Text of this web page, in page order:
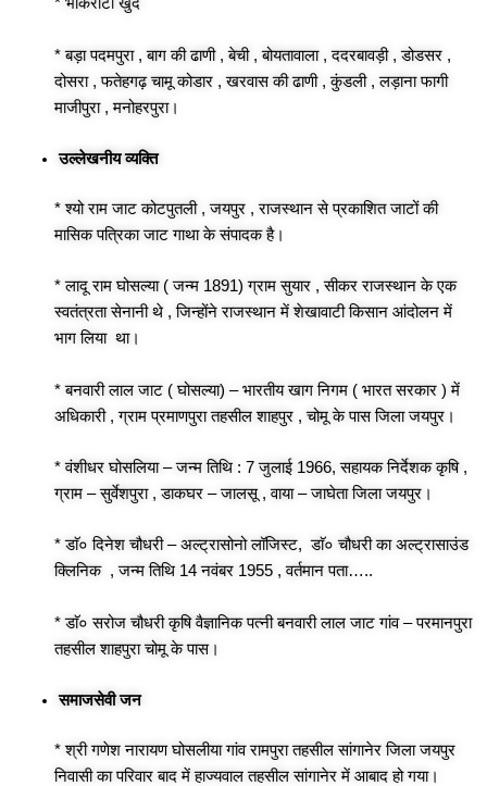
* भांकरोटा खुर्द
* बड़ा पदमपुरा , बाग की ढाणी , बेची , बोयतावाला , ददरबावड़ी , डोडसर ,
दोसरा , फतेहगढ़ चामू कोडार , खरवास की ढाणी , कुंडली , लड़ाना फागी
माजीपुरा , मनोहरपुरा।
उल्लेखनीय व्यक्ति
* श्यो राम जाट कोटपुतली , जयपुर , राजस्थान से प्रकाशित जाटों की
मासिक पत्रिका जाट गाथा के संपादक है।
* लादू राम घोसल्या ( जन्म 1891) ग्राम सुयार , सीकर राजस्थान के एक
स्वतंत्रता सेनानी थे , जिन्होंने राजस्थान में शेखावाटी किसान आंदोलन में
भाग लिया था।
* बनवारी लाल जाट ( घोसल्या) – भारतीय खाग निगम ( भारत सरकार ) में
अधिकारी , ग्राम प्रमाणपुरा तहसील शाहपुर , चोमू के पास जिला जयपुर।
* वंशीधर घोसलिया – जन्म तिथि : 7 जुलाई 1966, सहायक निर्देशक कृषि ,
ग्राम – सुर्वेशपुरा , डाकघर – जालसू , वाया – जाघेता जिला जयपुर।
* डाॅ० दिनेश चौधरी – अल्ट्रासोनो लॉजिस्ट, डाॅ० चौधरी का अल्ट्रासाउंड
क्लिनिक , जन्म तिथि 14 नवंबर 1955 , वर्तमान पता…..
* डाॅ० सरोज चौधरी कृषि वैज्ञानिक पत्नी बनवारी लाल जाट गांव – परमानपुरा
तहसील शाहपुरा चोमू के पास।
समाजसेवी जन
* श्री गणेश नारायण घोसलीया गांव रामपुरा तहसील सांगानेर जिला जयपुर
निवासी का परिवार बाद में हाज्यवाल तहसील सांगानेर में आबाद हो गया।